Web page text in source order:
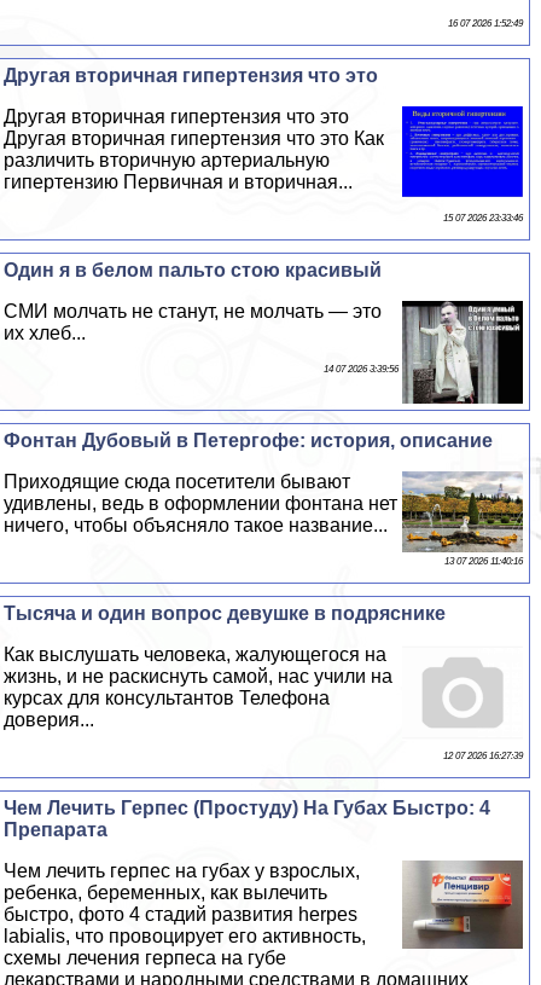
16 07 2026 1:52:49
Другая вторичная гипертензия что это
Другая вторичная гипертензия что это
Другая вторичная гипертензия что это Как
различить вторичную артериальную
гипертензию Первичная и вторичная...
15 07 2026 23:33:46
Один я в белом пальто стою красивый
СМИ молчать не станут, не молчать — это
их хлеб...
14 07 2026 3:39:56
Фонтан Дубовый в Петергофе: история, описание
Приходящие сюда посетители бывают
удивлены, ведь в оформлении фонтана нет
ничего, чтобы объясняло такое название...
13 07 2026 11:40:16
Тысяча и один вопрос дeвyшке в подряснике
Как выслушать человека, жалующегося на
жизнь, и не раскиснуть самой, нас учили на
курсах для консультантов Телефона
доверия...
12 07 2026 16:27:39
Чем Лечить Гepпeс (Простуду) На Губах Быстро: 4
Препарата
Чем лечить гepпeс на губах у взрослых,
ребенка, беременных, как вылечить
быстро, фото 4 стадий развития herpes
labialis, что провоцирует его активность,
схемы лечения гepпeса на губе
лекарствами и народными средствами в домашних